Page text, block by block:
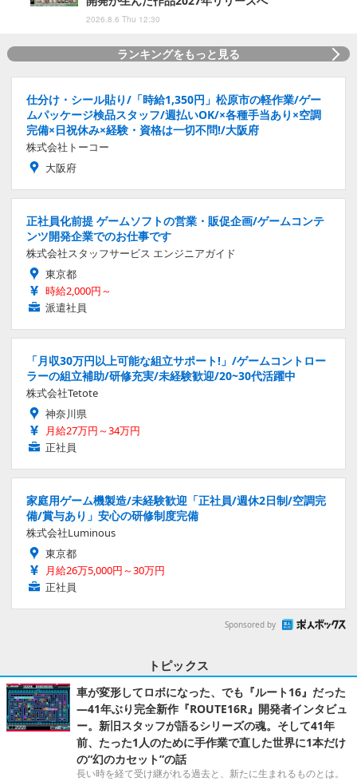
2026.8.6 Thu 12:30
ランキングをもっと見る
仕分け・シール貼り/「時給1,350円」松原市の軽作業/ゲー
ムパッケージ検品スタッフ/週払いOK/×各種手当あり×空調
完備×日祝休み×経験・資格は一切不問!/大阪府
株式会社トーコー
大阪府
正社員化前提 ゲームソフトの営業・販促企画/ゲームコンテ
ンツ開発企業でのお仕事です
株式会社スタッフサービス エンジニアガイド
東京都
時給2,000円～
派遣社員
「月収30万円以上可能な組立サポート!」/ゲームコントロー
ラーの組立補助/研修充実/未経験歓迎/20~30代活躍中
株式会社Tetote
神奈川県
月給27万円～34万円
正社員
家庭用ゲーム機製造/未経験歓迎「正社員/週休2日制/空調完
備/賞与あり」安心の研修制度完備
株式会社Luminous
東京都
月給26万5,000円～30万円
正社員
Sponsored by
トピックス
車が変形してロボになった、でも『ルート16』だった
―41年ぶり完全新作『ROUTE16R』開発者インタビュ
ー。新旧スタッフが語るシリーズの魂。そして41年
前、たった1人のために手作業で直した世界に1本だけ
の“幻のカセット”の話
長い時を経て受け継がれる過去と、新たに生まれるものとは。